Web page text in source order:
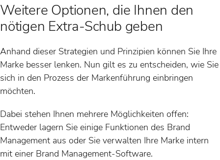
Weitere Optionen, die Ihnen den
nötigen Extra-Schub geben
Anhand dieser Strategien und Prinzipien können Sie Ihre
Marke besser lenken. Nun gilt es zu entscheiden, wie Sie
sich in den Prozess der Markenführung einbringen
möchten.
Dabei stehen Ihnen mehrere Möglichkeiten offen:
Entweder lagern Sie einige Funktionen des Brand
Management aus oder Sie verwalten Ihre Marke intern
mit einer Brand Management-Software.